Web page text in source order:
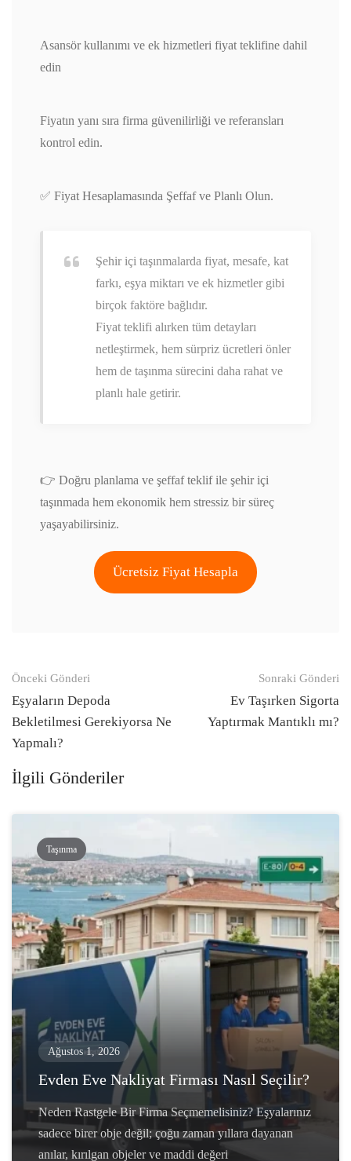
Asansör kullanımı ve ek hizmetleri fiyat teklifine dahil
edin
Fiyatın yanı sıra firma güvenilirliği ve referansları
kontrol edin.
✅ Fiyat Hesaplamasında Şeffaf ve Planlı Olun.
Şehir içi taşınmalarda fiyat, mesafe, kat
farkı, eşya miktarı ve ek hizmetler gibi
birçok faktöre bağlıdır.
Fiyat teklifi alırken tüm detayları
netleştirmek, hem sürpriz ücretleri önler
hem de taşınma sürecini daha rahat ve
planlı hale getirir.
👉 Doğru planlama ve şeffaf teklif ile şehir içi
taşınmada hem ekonomik hem stressiz bir süreç
yaşayabilirsiniz.
Ücretsiz Fiyat Hesapla
Gönderi
navigasyonu
Önceki Gönderi
Eşyaların Depoda
Bekletilmesi Gerekiyorsa Ne
Yapmalı?
Sonraki Gönderi
Ev Taşırken Sigorta
Yaptırmak Mantıklı mı?
İlgili Gönderiler
Taşınma
Ağustos 1, 2026
Evden Eve Nakliyat Firması Nasıl Seçilir?
Neden Rastgele Bir Firma Seçmemelisiniz? Eşyalarınız
sadece birer obje değil; çoğu zaman yıllara dayanan
anılar, kırılgan objeler ve maddi değeri